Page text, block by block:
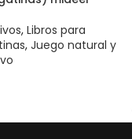
, Libros para
, Juego natural y